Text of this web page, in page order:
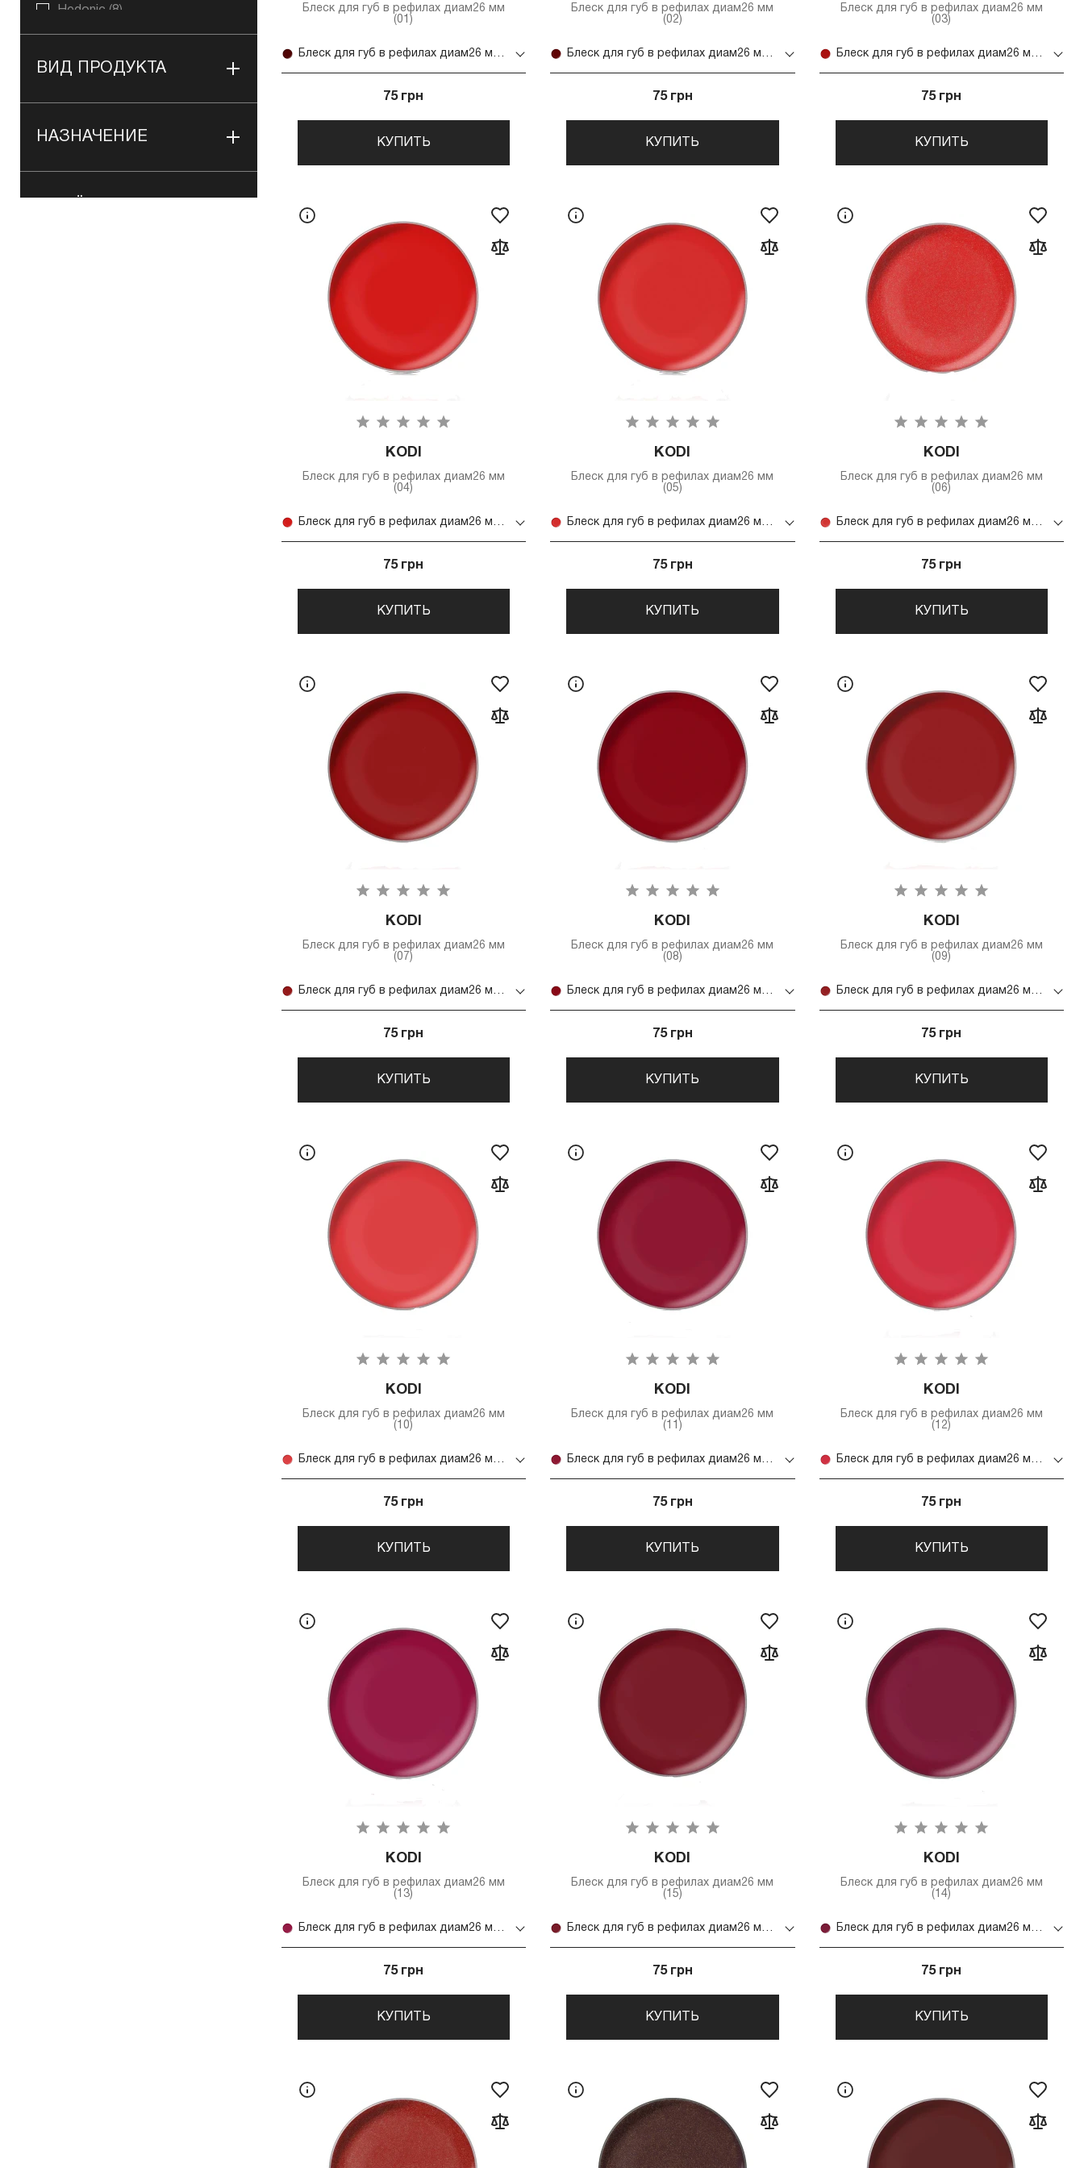
Hedonic (8)
Kundal (3)
MiniMi
Nikkmole (4)
Pure Paw Paw (19)
ВИД ПРОДУКТА
НАЗНАЧЕНИЕ
Блеск для губ в рефилах диам26 мм
(01)
Блеск для губ в рефилах диам26 мм (01)
75 грн
КУПИТЬ
Блеск для губ в рефилах диам26 мм
(02)
Блеск для губ в рефилах диам26 мм (02)
75 грн
КУПИТЬ
Блеск для губ в рефилах диам26 мм
(03)
Блеск для губ в рефилах диам26 мм (03)
75 грн
КУПИТЬ
KODI
Блеск для губ в рефилах диам26 мм
(04)
Блеск для губ в рефилах диам26 мм (04)
75 грн
КУПИТЬ
KODI
Блеск для губ в рефилах диам26 мм
(05)
Блеск для губ в рефилах диам26 мм (05)
75 грн
КУПИТЬ
KODI
Блеск для губ в рефилах диам26 мм
(06)
Блеск для губ в рефилах диам26 мм (06)
75 грн
КУПИТЬ
KODI
Блеск для губ в рефилах диам26 мм
(07)
Блеск для губ в рефилах диам26 мм (07)
75 грн
КУПИТЬ
KODI
Блеск для губ в рефилах диам26 мм
(08)
Блеск для губ в рефилах диам26 мм (08)
75 грн
КУПИТЬ
KODI
Блеск для губ в рефилах диам26 мм
(09)
Блеск для губ в рефилах диам26 мм (09)
75 грн
КУПИТЬ
KODI
Блеск для губ в рефилах диам26 мм
(10)
Блеск для губ в рефилах диам26 мм (10)
75 грн
КУПИТЬ
KODI
Блеск для губ в рефилах диам26 мм
(11)
Блеск для губ в рефилах диам26 мм (11)
75 грн
КУПИТЬ
KODI
Блеск для губ в рефилах диам26 мм
(12)
Блеск для губ в рефилах диам26 мм (12)
75 грн
КУПИТЬ
KODI
Блеск для губ в рефилах диам26 мм
(13)
Блеск для губ в рефилах диам26 мм (13)
75 грн
КУПИТЬ
KODI
Блеск для губ в рефилах диам26 мм
(15)
Блеск для губ в рефилах диам26 мм (15)
75 грн
КУПИТЬ
KODI
Блеск для губ в рефилах диам26 мм
(14)
Блеск для губ в рефилах диам26 мм (14)
75 грн
КУПИТЬ